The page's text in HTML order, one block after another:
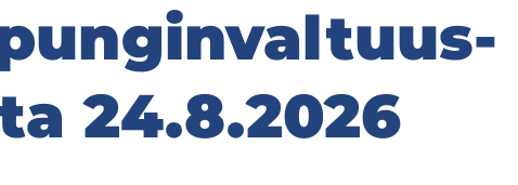
24.8.2026